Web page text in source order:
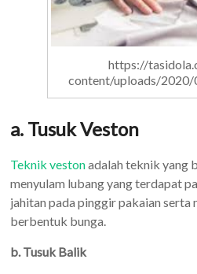
https://
content/uploads/
a. Tusuk Veston
Teknik vestonadalah teknik yang
menyulam lubang yang terdapat
jahitan pada pinggir pakaian serta
berbentuk bunga.
b. Tusuk Balik